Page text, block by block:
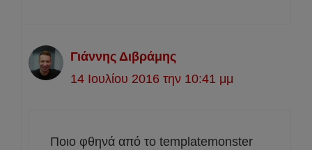
Γιάννης Διβράμης
14 Ιουλίου 2016 την 10:41 μμ
Ποιο φθηνά από το templatemonster